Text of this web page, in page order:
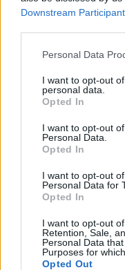
Downstream
Personal Data
I want to opt-out
personal data.
Opted In
I want to opt-out
Personal Data.
Opted In
I want to opt-out
Personal Data for
Opted In
I want to opt-out
Retention, Sale,
Personal Data
Purposes for
Opted Out
Passera: Italia
04/12/2011
Comune e
04/12/2011
Euro a rischio
preparano il